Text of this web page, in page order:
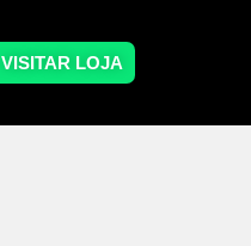
VISITAR LOJA